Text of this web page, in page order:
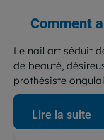
Comment
Le nail art séduit
de beauté,
prothésiste
Lire la suite